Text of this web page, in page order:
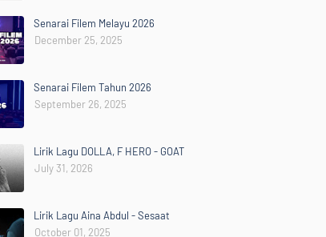
Senarai Filem Melayu 2026
December 25, 2025
Senarai Filem Tahun 2026
September 26, 2025
Lirik Lagu DOLLA, F HERO - GOAT
July 31, 2026
Lirik Lagu Aina Abdul - Sesaat
October 01, 2025